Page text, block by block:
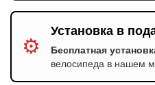
⚙️
Установка в
Бесплатная
велосипеда в нашем